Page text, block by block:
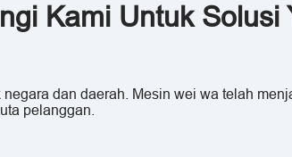
Kami Untuk Solusi
dan daerah. Mesin wei wa telah
pelanggan.